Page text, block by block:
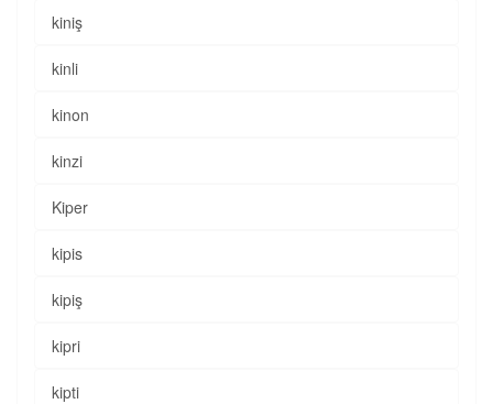
kiniş
kinli
kinon
kinzi
Kiper
kipis
kipiş
kipri
kipti